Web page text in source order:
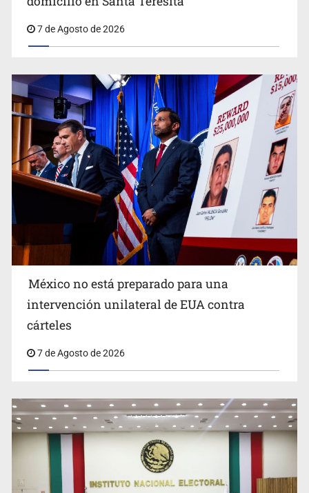
Procesan a el “R1”, presunto líder criminal en Jalisco y
Michoacán
Desapariciones en Jalisco, con complicidad de policías,
7 de Agosto de 2026
México no está preparado para una
intervención unilateral de EUA contra
cárteles
7 de Agosto de 2026